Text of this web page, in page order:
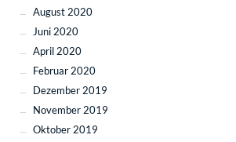
August 2020
Juni 2020
April 2020
Februar 2020
Dezember 2019
November 2019
Oktober 2019